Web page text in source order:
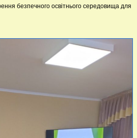
безпечного освітнього середовища для